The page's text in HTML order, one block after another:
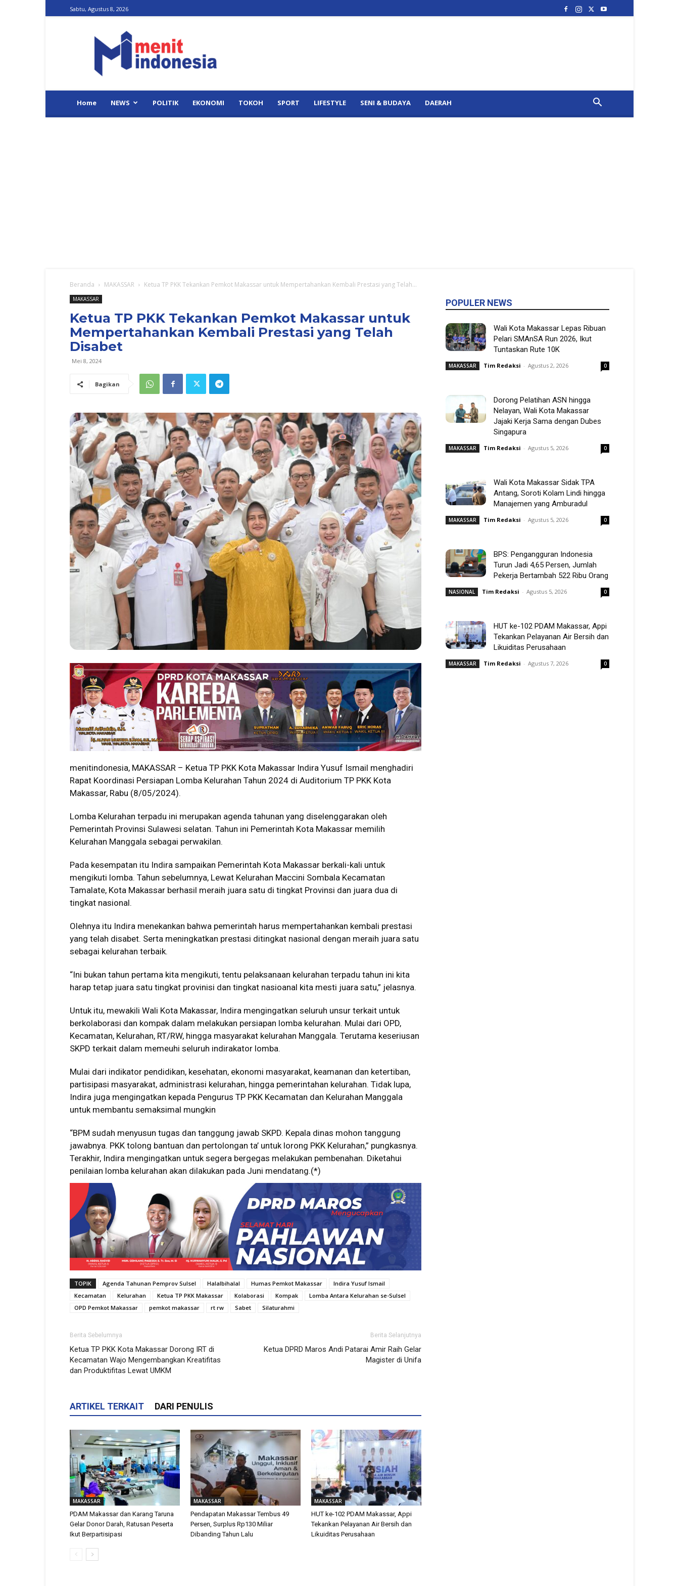
Sabtu, Agustus 8, 2026
Indonesia
Home NEWS POLITIK EKONOMI TOKOH SPORT LIFESTYLE SENI & BUDAYA DAERAH
Beranda MAKASSAR Ketua TP PKK Tekankan Pemkot Makassar untuk Mempertahankan Kembali Prestasi yang Telah...
MAKASSAR
Ketua TP PKK Tekankan Pemkot Makassar untuk
Mempertahankan Kembali Prestasi yang Telah
Disabet
Mei 8, 2024
Bagikan
menitindonesia, MAKASSAR – Ketua TP PKK Kota Makassar Indira Yusuf Ismail menghadiri
Rapat Koordinasi Persiapan Lomba Kelurahan Tahun 2024 di Auditorium TP PKK Kota
Makassar, Rabu (8/05/2024).
Lomba Kelurahan terpadu ini merupakan agenda tahunan yang diselenggarakan oleh
Pemerintah Provinsi Sulawesi selatan. Tahun ini Pemerintah Kota Makassar memilih
Kelurahan Manggala sebagai perwakilan.
Pada kesempatan itu Indira sampaikan Pemerintah Kota Makassar berkali-kali untuk
mengikuti lomba. Tahun sebelumnya, Lewat Kelurahan Maccini Sombala Kecamatan
Tamalate, Kota Makassar berhasil meraih juara satu di tingkat Provinsi dan juara dua di
tingkat nasional.
Olehnya itu Indira menekankan bahwa pemerintah harus mempertahankan kembali prestasi
yang telah disabet. Serta meningkatkan prestasi ditingkat nasional dengan meraih juara satu
sebagai kelurahan terbaik.
“Ini bukan tahun pertama kita mengikuti, tentu pelaksanaan kelurahan terpadu tahun ini kita
harap tetap juara satu tingkat provinisi dan tingkat nasioanal kita mesti juara satu,” jelasnya.
Untuk itu, mewakili Wali Kota Makassar, Indira mengingatkan seluruh unsur terkait untuk
berkolaborasi dan kompak dalam melakukan persiapan lomba kelurahan. Mulai dari OPD,
Kecamatan, Kelurahan, RT/RW, hingga masyarakat kelurahan Manggala. Terutama keseriusan
SKPD terkait dalam memeuhi seluruh indirakator lomba.
Mulai dari indikator pendidikan, kesehatan, ekonomi masyarakat, keamanan dan ketertiban,
partisipasi masyarakat, administrasi kelurahan, hingga pemerintahan kelurahan. Tidak lupa,
Indira juga mengingatkan kepada Pengurus TP PKK Kecamatan dan Kelurahan Manggala
untuk membantu semaksimal mungkin
“BPM sudah menyusun tugas dan tanggung jawab SKPD. Kepala dinas mohon tanggung
jawabnya. PKK tolong bantuan dan pertolongan ta’ untuk lorong PKK Kelurahan,” pungkasnya.
Terakhir, Indira mengingatkan untuk segera bergegas melakukan pembenahan. Diketahui
penilaian lomba kelurahan akan dilakukan pada Juni mendatang.(*)
TOPIK Agenda Tahunan Pemprov Sulsel Halalbihalal Humas Pemkot Makassar
Indira Yusuf Ismail
Kecamatan
Kelurahan Ketua TP PKK Makassar Kolaborasi Kompak
Lomba Antara Kelurahan se-Sulsel
OPD Pemkot Makassar
pemkot makassar rt rw Sabet Silaturahmi
Berita Sebelumnya
Ketua TP PKK Kota Makassar Dorong IRT di
Kecamatan Wajo Mengembangkan Kreatifitas
dan Produktifitas Lewat UMKM
Berita Selanjutnya
Ketua DPRD Maros Andi Patarai Amir Raih Gelar
Magister di Unifa
ARTIKEL TERKAIT DARI PENULIS
MAKASSAR
PDAM Makassar dan Karang Taruna
Gelar Donor Darah, Ratusan Peserta
Ikut Berpartisipasi
MAKASSAR
Pendapatan Makassar Tembus 49
Persen, Surplus Rp130 Miliar
Dibanding Tahun Lalu
MAKASSAR
HUT ke-102 PDAM Makassar, Appi
Tekankan Pelayanan Air Bersih dan
Likuiditas Perusahaan
POPULER NEWS
Wali Kota Makassar Lepas Ribuan
Pelari SMAnSA Run 2026, Ikut
Tuntaskan Rute 10K
MAKASSAR Tim Redaksi - Agustus 2, 2026 0
Dorong Pelatihan ASN hingga
Nelayan, Wali Kota Makassar
Jajaki Kerja Sama dengan Dubes
Singapura
MAKASSAR Tim Redaksi - Agustus 5, 2026 0
Wali Kota Makassar Sidak TPA
Antang, Soroti Kolam Lindi hingga
Manajemen yang Amburadul
MAKASSAR Tim Redaksi - Agustus 5, 2026 0
BPS: Pengangguran Indonesia
Turun Jadi 4,65 Persen, Jumlah
Pekerja Bertambah 522 Ribu Orang
NASIONAL Tim Redaksi - Agustus 5, 2026 0
HUT ke-102 PDAM Makassar, Appi
Tekankan Pelayanan Air Bersih dan
Likuiditas Perusahaan
MAKASSAR Tim Redaksi - Agustus 7, 2026 0